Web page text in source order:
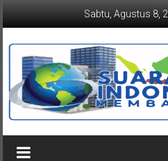
Sabtu, Agustus 8,